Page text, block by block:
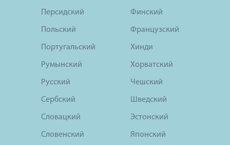
Персидский
Польский
Португальский
Румынский
Русский
Сербский
Словацкий
Словенский
Финский
Французский
Хинди
Хорватский
Чешский
Шведский
Эстонский
Японский